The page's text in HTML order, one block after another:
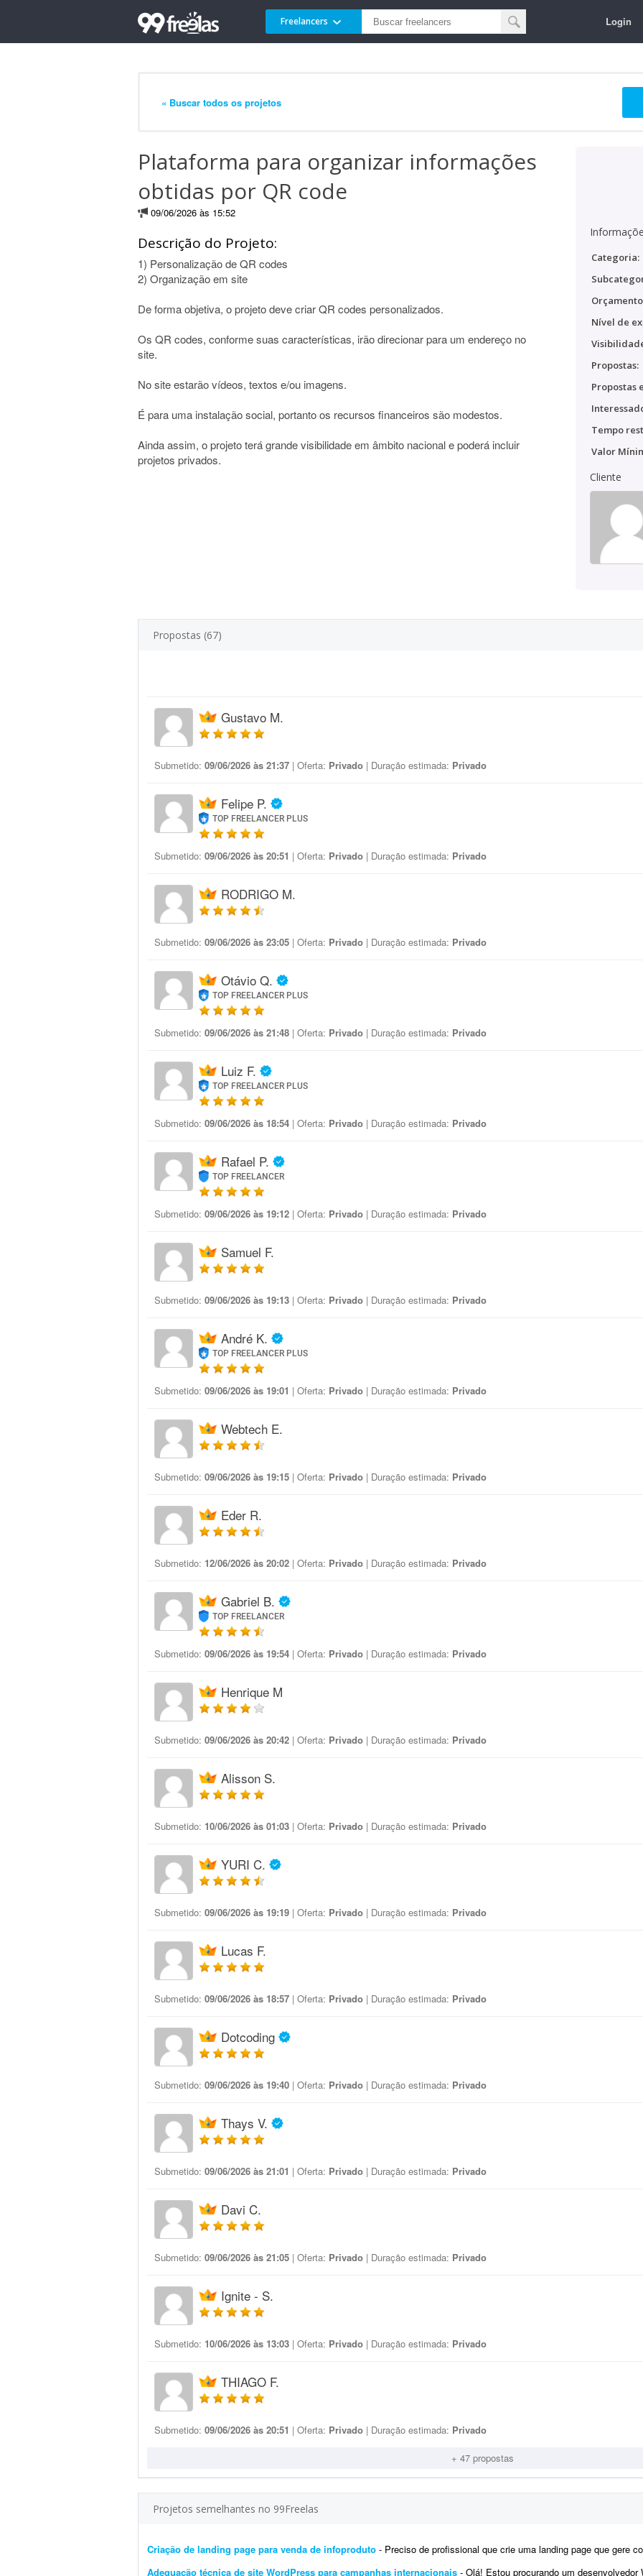
Freelancers Login
« Buscar todos os projetos
Plataforma para organizar informações
obtidas por QR code
09/06/2026 às 15:52
Descrição do Projeto:
1) Personalização de QR codes
2) Organização em site
De forma objetiva, o projeto deve criar QR codes personalizados.
Os QR codes, conforme suas características, irão direcionar para um endereço no
site.
No site estarão vídeos, textos e/ou imagens.
É para uma instalação social, portanto os recursos financeiros são modestos.
Ainda assim, o projeto terá grande visibilidade em âmbito nacional e poderá incluir
projetos privados.
Categoria:
Nível de
Propostas:
Propostas
Tempo
Valor
Cliente
Propostas (67)
Gustavo M.
Submetido: 09/06/2026 às 21:37 | Oferta: Privado | Duração estimada: Privado
Felipe P.
TOP FREELANCER PLUS
Submetido: 09/06/2026 às 20:51 | Oferta: Privado | Duração estimada: Privado
RODRIGO M.
Submetido: 09/06/2026 às 23:05 | Oferta: Privado | Duração estimada: Privado
Otávio Q.
TOP FREELANCER PLUS
Submetido: 09/06/2026 às 21:48 | Oferta: Privado | Duração estimada: Privado
Luiz F.
TOP FREELANCER PLUS
Submetido: 09/06/2026 às 18:54 | Oferta: Privado | Duração estimada: Privado
Rafael P.
TOP FREELANCER
Submetido: 09/06/2026 às 19:12 | Oferta: Privado | Duração estimada: Privado
Samuel F.
Submetido: 09/06/2026 às 19:13 | Oferta: Privado | Duração estimada: Privado
André K.
TOP FREELANCER PLUS
Submetido: 09/06/2026 às 19:01 | Oferta: Privado | Duração estimada: Privado
Webtech E.
Submetido: 09/06/2026 às 19:15 | Oferta: Privado | Duração estimada: Privado
Eder R.
Submetido: 12/06/2026 às 20:02 | Oferta: Privado | Duração estimada: Privado
Gabriel B.
TOP FREELANCER
Submetido: 09/06/2026 às 19:54 | Oferta: Privado | Duração estimada: Privado
Henrique M
Submetido: 09/06/2026 às 20:42 | Oferta: Privado | Duração estimada: Privado
Alisson S.
Submetido: 10/06/2026 às 01:03 | Oferta: Privado | Duração estimada: Privado
YURI C.
Submetido: 09/06/2026 às 19:19 | Oferta: Privado | Duração estimada: Privado
Lucas F.
Submetido: 09/06/2026 às 18:57 | Oferta: Privado | Duração estimada: Privado
Dotcoding
Submetido: 09/06/2026 às 19:40 | Oferta: Privado | Duração estimada: Privado
Thays V.
Submetido: 09/06/2026 às 21:01 | Oferta: Privado | Duração estimada: Privado
Davi C.
Submetido: 09/06/2026 às 21:05 | Oferta: Privado | Duração estimada: Privado
Ignite - S.
Submetido: 10/06/2026 às 13:03 | Oferta: Privado | Duração estimada: Privado
THIAGO F.
Submetido: 09/06/2026 às 20:51 | Oferta: Privado | Duração estimada: Privado
+ 47 propostas
Projetos semelhantes no 99Freelas
Criação de landing page para venda de infoproduto - Preciso de profissional que crie uma landing page que gere conversão para infoproduto. A página deve ter
Adequação técnica de site WordPress para campanhas internacionais - Olá! Estou procurando um desenvolvedor WordPress com experiência em Google Tag